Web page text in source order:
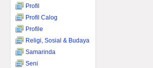
Profil
Profil Calog
Profile
Religi, Sosial & Budaya
Samarinda
Seni